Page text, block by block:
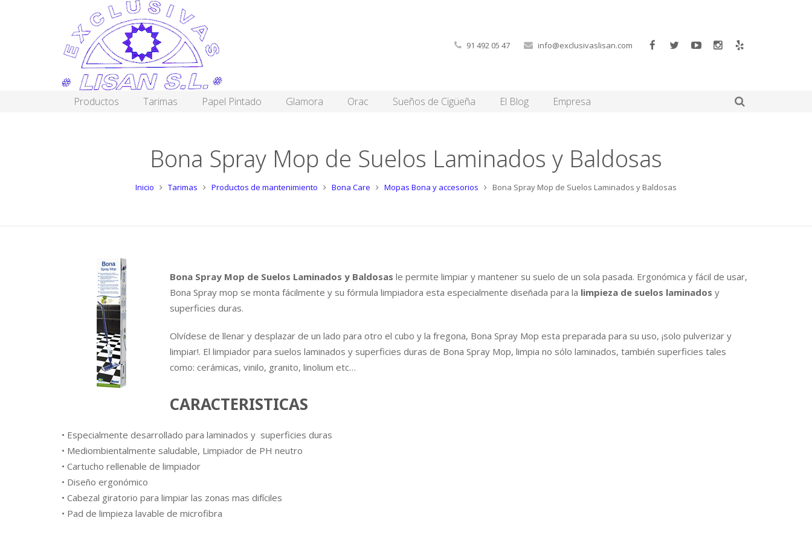
91 492 05 47 info@exclusivaslisan.com
Productos Tarimas Papel Pintado Glamora Orac Sueños de Cigüeña El Blog Empresa
Bona Spray Mop de Suelos Laminados y Baldosas
Inicio Tarimas Productos de mantenimiento Bona Care Mopas Bona y accesorios Bona Spray Mop de Suelos Laminados y Baldosas
Bona Spray Mop de Suelos Laminados y Baldosas le permite limpiar y mantener su suelo de un sola pasada. Ergonómica y fácil de usar,
Bona Spray mop se monta fácilmente y su fórmula limpiadora esta especialmente diseñada para la limpieza de suelos laminados y
superficies duras.
Olvídese de llenar y desplazar de un lado para otro el cubo y la fregona, Bona Spray Mop esta preparada para su uso, ¡solo pulverizar y
limpiar!. El limpiador para suelos laminados y superficies duras de Bona Spray Mop, limpia no sólo laminados, también superficies tales
como: cerámicas, vinilo, granito, linolium etc…
CARACTERISTICAS
• Especialmente desarrollado para laminados y superficies duras
• Mediombientalmente saludable, Limpiador de PH neutro
• Cartucho rellenable de limpiador
• Diseño ergonómico
• Cabezal giratorio para limpiar las zonas mas difíciles
• Pad de limpieza lavable de microfibra